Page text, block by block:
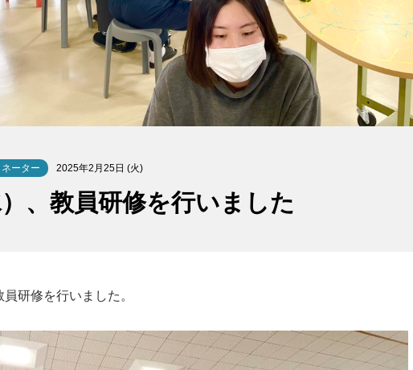
ーター 2025年2月25日 (火)
、教員研修を行いました
研修を行いました。